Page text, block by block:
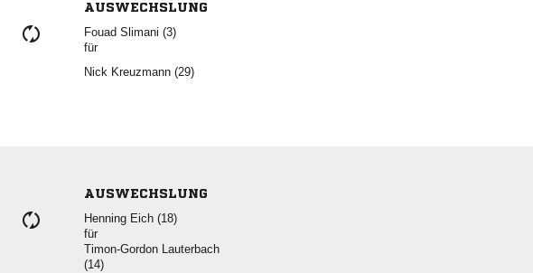
AUSWECHSLUNG
  
für
  
AUSWECHSLUNG
  
für
 
